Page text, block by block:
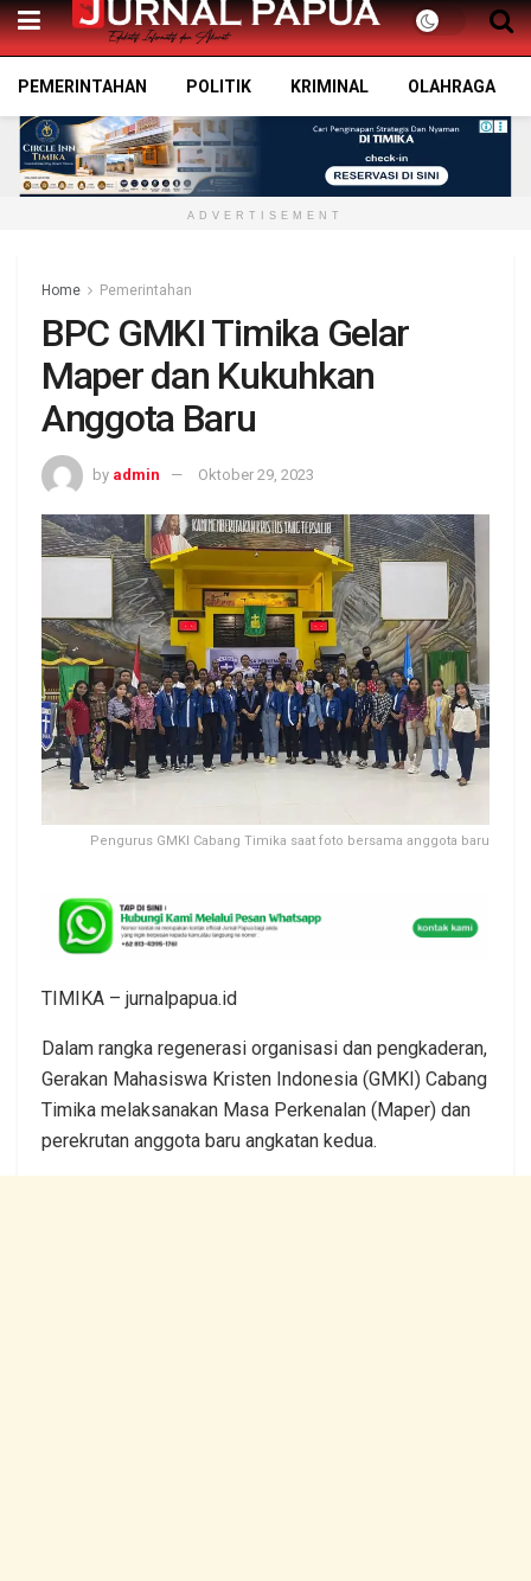
PEMERINTAHAN POLITIK KRIMINAL OLAHRAGA
ADVERTISEMENT
Home Pemerintahan
BPC GMKI Timika Gelar
Maper dan Kukuhkan
Anggota Baru
by admin Oktober 29, 2023
Pengurus GMKI Cabang Timika saat foto bersama anggota baru
TIMIKA – jurnalpapua.id
Dalam rangka regenerasi organisasi dan pengkaderan,
Gerakan Mahasiswa Kristen Indonesia (GMKI) Cabang
Timika melaksanakan Masa Perkenalan (Maper) dan
perekrutan anggota baru angkatan kedua.